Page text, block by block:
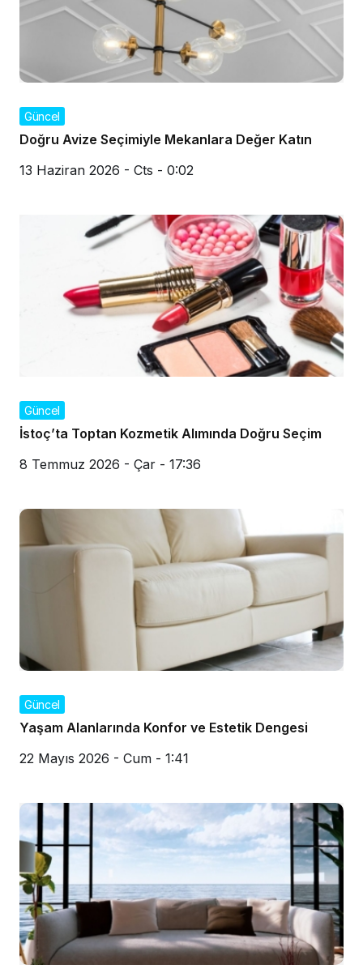
Güncel
Doğru Avize Seçimiyle Mekanlara Değer Katın
13 Haziran 2026 - Cts - 0:02
Güncel
İstoç’ta Toptan Kozmetik Alımında Doğru Seçim
8 Temmuz 2026 - Çar - 17:36
Güncel
Yaşam Alanlarında Konfor ve Estetik Dengesi
22 Mayıs 2026 - Cum - 1:41